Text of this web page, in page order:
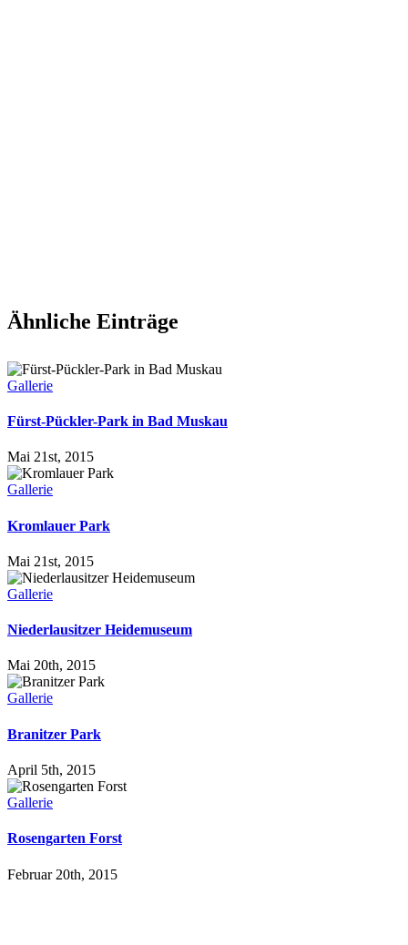
Ähnliche Einträge
Gallerie
Fürst-Pückler-Park in Bad Muskau
Mai 21st, 2015
Gallerie
Kromlauer Park
Mai 21st, 2015
Gallerie
Niederlausitzer Heidemuseum
Mai 20th, 2015
Gallerie
Branitzer Park
April 5th, 2015
Gallerie
Rosengarten Forst
Februar 20th, 2015